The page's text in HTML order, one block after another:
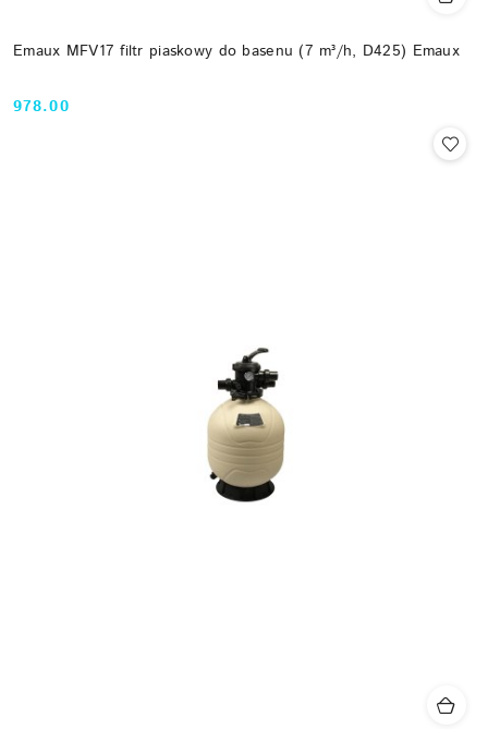
Emaux MFV17 filtr piaskowy do basenu (7 m³/h, D425) Emaux
Cena:
978.00